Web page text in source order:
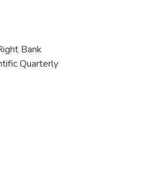
Bank
Quarterly